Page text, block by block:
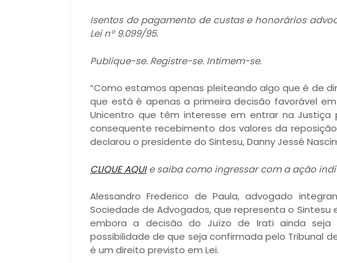
Isentos do pagamento de custas e honorários
Lei nº 9.099/95.
Publique-se. Registre-se. Intimem-se.
“Como estamos apenas pleiteando algo que é de
que está é apenas a primeira decisão favorável
Unicentro que têm interesse em entrar na
consequente recebimento dos valores da
declarou o presidente do Sintesu, Danny Jessé
CLIQUE AQUIe saiba como ingressar com a ação
Alessandro Frederico de Paula, advogado
Sociedade de Advogados, que representa o Sintesu
embora a decisão do Juízo de Irati ainda seja
possibilidade de que seja confirmada pelo Tribunal
é um direito previsto em Lei.